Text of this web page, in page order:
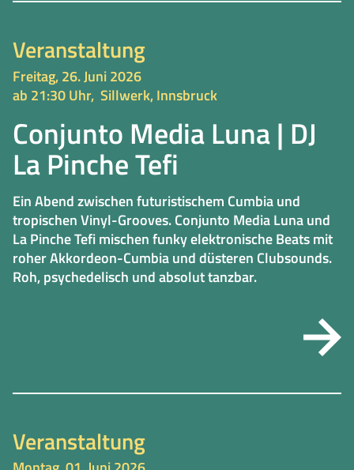
Veranstaltung
Freitag, 26. Juni 2026
ab 21:30 Uhr, Sillwerk, Innsbruck
Conjunto Media Luna | DJ
La Pinche Tefi
Ein Abend zwischen futuristischem Cumbia und
tropischen Vinyl-Grooves. Conjunto Media Luna und
La Pinche Tefi mischen funky elektronische Beats mit
roher Akkordeon-Cumbia und düsteren Clubsounds.
Roh, psychedelisch und absolut tanzbar.
Veranstaltung